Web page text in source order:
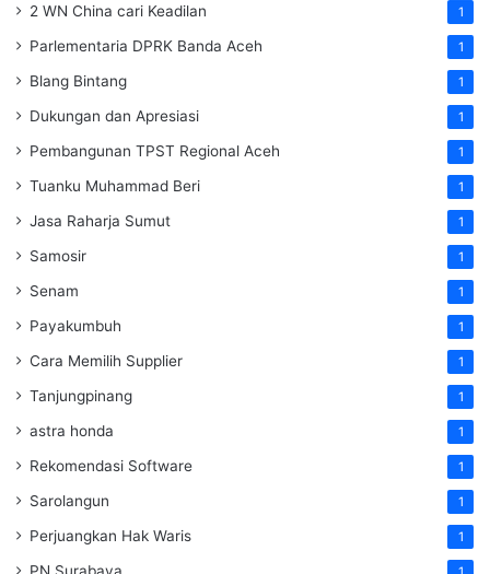
2 WN China cari Keadilan 1
Parlementaria DPRK Banda Aceh 1
Blang Bintang 1
Dukungan dan Apresiasi 1
Pembangunan TPST Regional Aceh 1
Tuanku Muhammad Beri 1
Jasa Raharja Sumut 1
Samosir 1
Senam 1
Payakumbuh 1
Cara Memilih Supplier 1
Tanjungpinang 1
astra honda 1
Rekomendasi Software 1
Sarolangun 1
Perjuangkan Hak Waris 1